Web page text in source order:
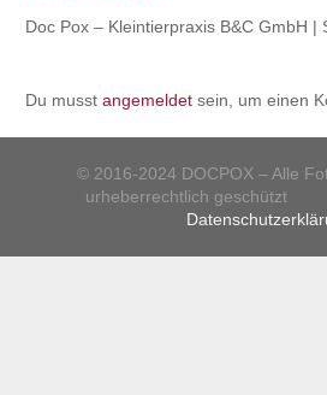
Doc Pox – Kleintierpraxis B&C GmbH |
Du musst angemeldet sein, um einen
© 2016-2024 DOCPOX – Alle
urheberrechtlich geschützt